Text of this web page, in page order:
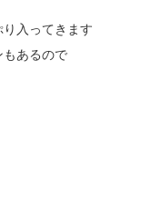
入ってきます
もあるので